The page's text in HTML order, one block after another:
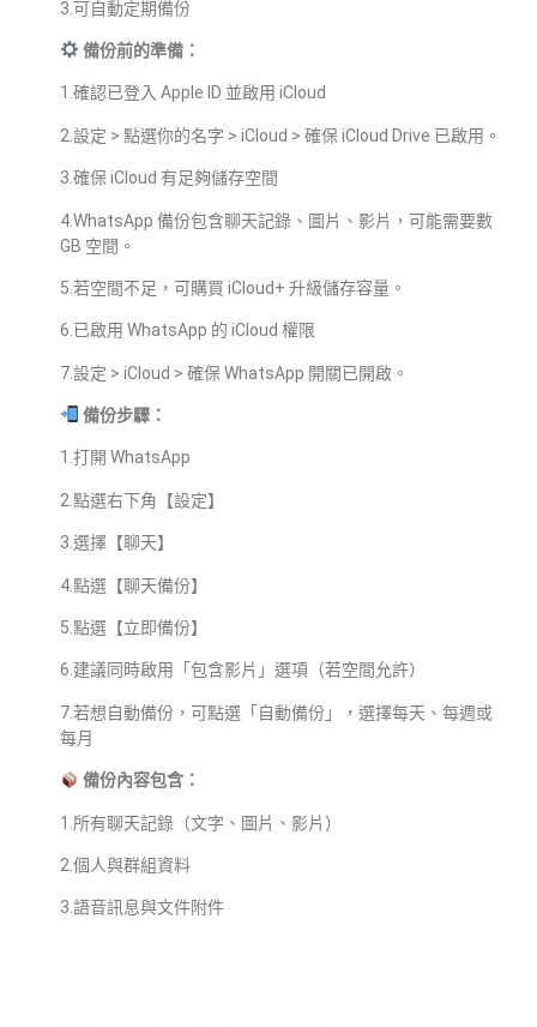
3.可自動定期備份
備份前的準備：
1.確認已登入 Apple ID 並啟用 iCloud
2.設定 > 點選你的名字 > iCloud > 確保 iCloud Drive 已啟用。
3.確保 iCloud 有足夠儲存空間
4.WhatsApp 備份包含聊天記錄、圖片、影片，可能需要數
GB 空間。
5.若空間不足，可購買 iCloud+ 升級儲存容量。
6.已啟用 WhatsApp 的 iCloud 權限
7.設定 > iCloud > 確保 WhatsApp 開關已開啟。
備份步驟：
1.打開 WhatsApp
2.點選右下角【設定】
3.選擇【聊天】
4.點選【聊天備份】
5.點選【立即備份】
6.建議同時啟用「包含影片」選項（若空間允許）
7.若想自動備份，可點選「自動備份」，選擇每天、每週或
每月
備份內容包含：
1.所有聊天記錄（文字、圖片、影片）
2.個人與群組資料
3.語音訊息與文件附件